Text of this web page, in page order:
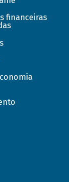
financeiras